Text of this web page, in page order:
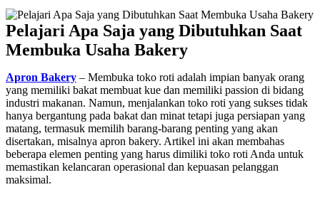
Pelajari Apa Saja yang Dibutuhkan Saat
Membuka Usaha Bakery
Apron Bakery – Membuka toko roti adalah impian banyak orang
yang memiliki bakat membuat kue dan memiliki passion di bidang
industri makanan. Namun, menjalankan toko roti yang sukses tidak
hanya bergantung pada bakat dan minat tetapi juga persiapan yang
matang, termasuk memilih barang-barang penting yang akan
disertakan, misalnya apron bakery. Artikel ini akan membahas
beberapa elemen penting yang harus dimiliki toko roti Anda untuk
memastikan kelancaran operasional dan kepuasan pelanggan
maksimal.